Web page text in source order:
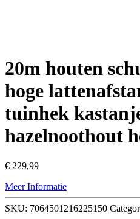
20m houten
hoge
tuinhek
hazelnoothout
€ 229,99
Meer Informatie
SKU: 7064501216225150